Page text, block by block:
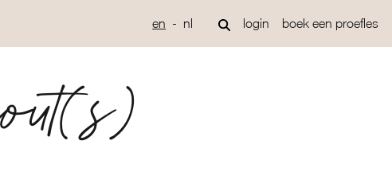
en nl login boek een proefles